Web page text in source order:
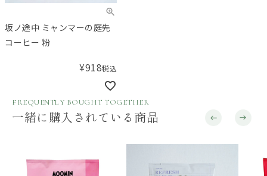
坂ノ途中 ミャンマーの庭先
コーヒー 粉
¥918税込
FREQUENTLY BOUGHT TOGETHER
一緒に購入されている商品